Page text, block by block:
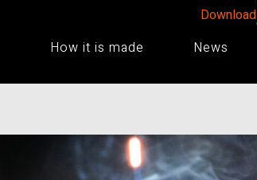
Download
How it is made News